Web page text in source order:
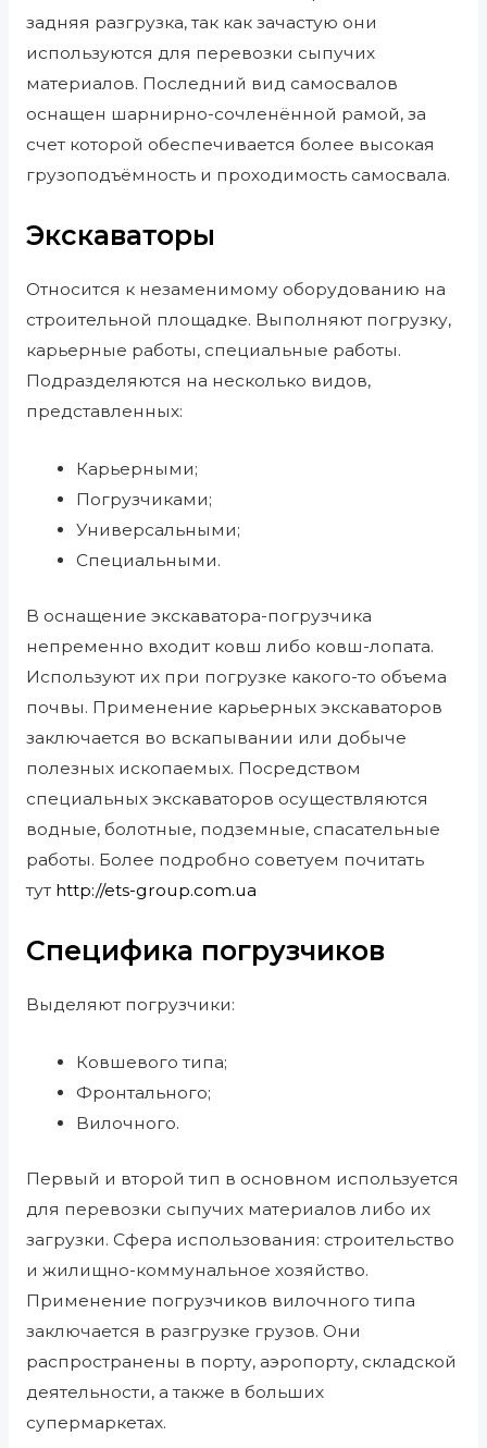
задняя разгрузка, так как зачастую они
используются для перевозки сыпучих
материалов. Последний вид самосвалов
оснащен шарнирно-сочленённой рамой, за
счет которой обеспечивается более высокая
грузоподъёмность и проходимость самосвала.
Экскаваторы
Относится к незаменимому оборудованию на
строительной площадке. Выполняют погрузку,
карьерные работы, специальные работы.
Подразделяются на несколько видов,
представленных:
Карьерными;
Погрузчиками;
Универсальными;
Специальными.
В оснащение экскаватора-погрузчика
непременно входит ковш либо ковш-лопата.
Используют их при погрузке какого-то объема
почвы. Применение карьерных экскаваторов
заключается во вскапывании или добыче
полезных ископаемых. Посредством
специальных экскаваторов осуществляются
водные, болотные, подземные, спасательные
работы. Более подробно советуем почитать
тут http://ets-group.com.ua
Специфика погрузчиков
Выделяют погрузчики:
Ковшевого типа;
Фронтального;
Вилочного.
Первый и второй тип в основном используется
для перевозки сыпучих материалов либо их
загрузки. Сфера использования: строительство
и жилищно-коммунальное хозяйство.
Применение погрузчиков вилочного типа
заключается в разгрузке грузов. Они
распространены в порту, аэропорту, складской
деятельности, а также в больших
супермаркетах.